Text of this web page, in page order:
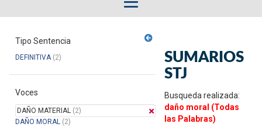
Sumarios del STJ
Manual del Usuario
Tipo Sentencia
DEFINITIVA(2)
Voces
DAÑO MATERIAL (2)
DAÑO MORAL (2)
SUMARIOS
STJ
Busqueda realizada:
daño moral (Todas
las Palabras)